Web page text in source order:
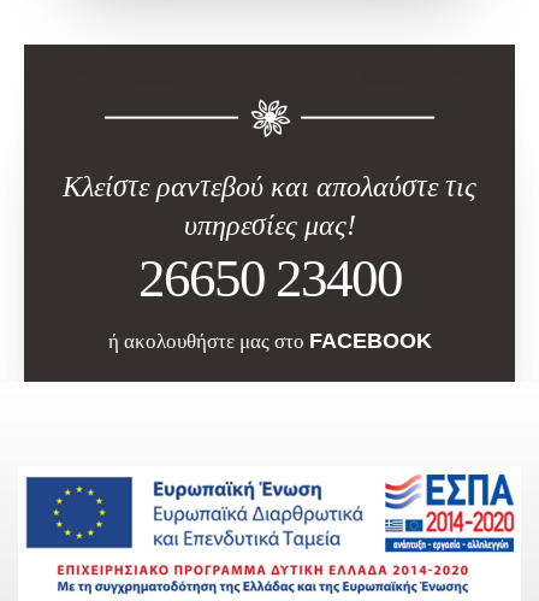
Κλείστε ραντεβού και απολαύστε τις
υπηρεσίες μας!
26650 23400
ή ακολουθήστε μας στο FACEBOOK